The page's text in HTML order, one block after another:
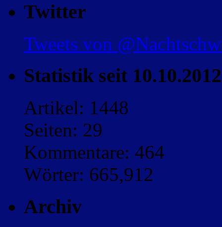
Twitter
Tweets von
Statistik seit 10.10.2012
Artikel: 1448
Seiten: 29
Kommentare: 464
Wörter: 665,912
Archiv